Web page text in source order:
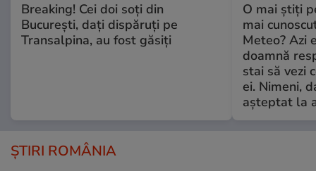
Breaking! Cei doi soți din
București, dați dispăruți pe
Transalpina, au fost găsiți
O mai știți
mai
Meteo? Azi
doamnă
stai să vezi
ei. Nimeni,
așteptat la
ȘTIRI ROMÂNIA